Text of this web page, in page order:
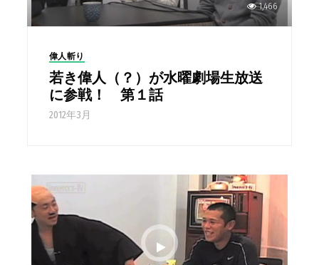
1,466
偉人斬り
若き偉人（？）が水曜劇場生放送
に参戦！ 第１話
2012年3月